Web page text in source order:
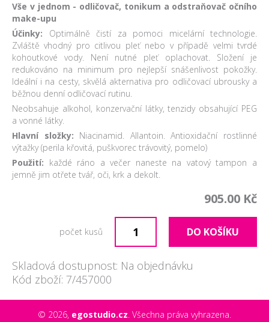
Vše v jednom - odličovač, tonikum a odstraňovač očního
make-upu
Účinky: Optimálně čistí za pomoci micelární technologie.
Zvláště vhodný pro citlivou pleť nebo v případě velmi tvrdé
kohoutkové vody. Není nutné pleť oplachovat. Složení je
redukováno na minimum pro nejlepší snášenlivost pokožky.
Ideální i na cesty, skvělá akternativa pro odličovací ubrousky a
běžnou denní odličovací rutinu.
Neobsahuje alkohol, konzervační látky, tenzidy obsahující PEG
a vonné látky.
Hlavní složky: Niacinamid. Allantoin. Antioxidační rostlinné
výtažky (perila křovitá, puškvorec trávovitý, pomelo)
Použití: každé ráno a večer naneste na vatový tampon a
jemně jim otřete tvář, oči, krk a dekolt.
905.00 Kč
DO KOŠÍKU
počet kusů
Skladová dostupnost: Na objednávku
Kód zboží: 7/457000
© 2026, egostudio.cz. Všechna práva vyhrazena.